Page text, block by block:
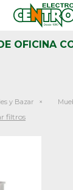
OFICINA
y Bazar
filtros